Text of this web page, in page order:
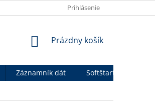
VÝHODY PRE B2B PARTNEROV
Prihlásenie
NÁKUPNÝ
Prázdny košík
Záznamník dát Softštartéry